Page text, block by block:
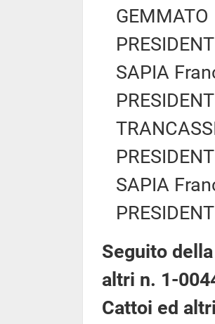
SAPIA
SAPIA
Seguito
altri n. 1-
Cattoi ed